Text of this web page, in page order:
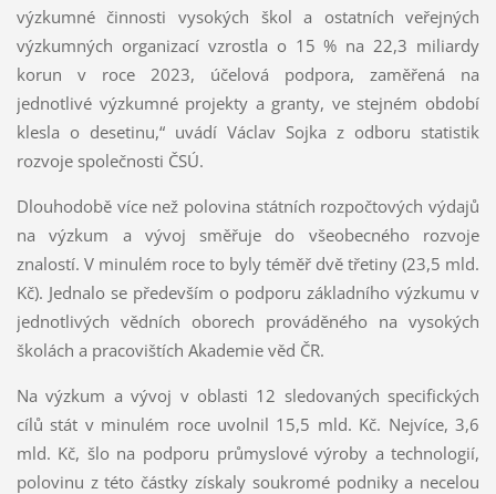
výzkumné činnosti vysokých škol a ostatních veřejných
výzkumných organizací vzrostla o 15 % na 22,3 miliardy
korun v roce 2023, účelová podpora, zaměřená na
jednotlivé výzkumné projekty a granty, ve stejném období
klesla o desetinu,“ uvádí Václav Sojka z odboru statistik
rozvoje společnosti ČSÚ.
Dlouhodobě více než polovina státních rozpočtových výdajů
na výzkum a vývoj směřuje do všeobecného rozvoje
znalostí. V minulém roce to byly téměř dvě třetiny (23,5 mld.
Kč). Jednalo se především o podporu základního výzkumu v
jednotlivých vědních oborech prováděného na vysokých
školách a pracovištích Akademie věd ČR.
Na výzkum a vývoj v oblasti 12 sledovaných specifických
cílů stát v minulém roce uvolnil 15,5 mld. Kč. Nejvíce, 3,6
mld. Kč, šlo na podporu průmyslové výroby a technologií,
polovinu z této částky získaly soukromé podniky a necelou